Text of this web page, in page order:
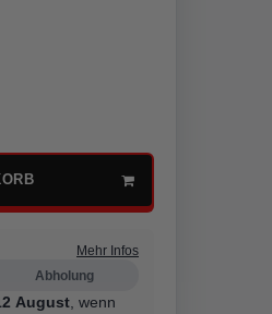
Mehr Infos
Abholung
August wenn